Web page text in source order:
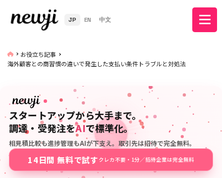
JP EN 中文
お役立ち記事
海外顧客との商習慣の違いで発生した支払い条件トラブルと対処法
スタートアップから大手まで。
調達・受発注をAIで標準化。
相見積比較も進捗管理もAIが下支え。取引先は招待で完全無料。
14日間 無料で試す クレカ不要・1分／招待企業は完全無料